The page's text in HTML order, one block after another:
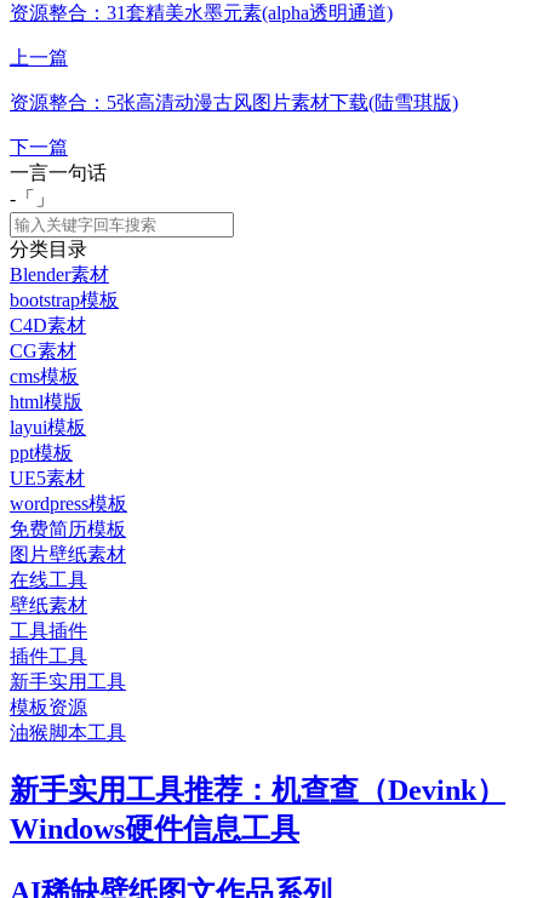
资源整合：31套精美水墨元素(alpha透明通道)
上一篇
资源整合：5张高清动漫古风图片素材下载(陆雪琪版)
下一篇
一言一句话
-「
」
分类目录
Blender素材
bootstrap模板
C4D素材
CG素材
cms模板
html模版
layui模板
ppt模板
UE5素材
wordpress模板
免费简历模板
图片壁纸素材
在线工具
壁纸素材
工具插件
插件工具
新手实用工具
模板资源
油猴脚本工具
新手实用工具推荐：机查查（Devink）
Windows硬件信息工具
AI稀缺壁纸图文作品系列